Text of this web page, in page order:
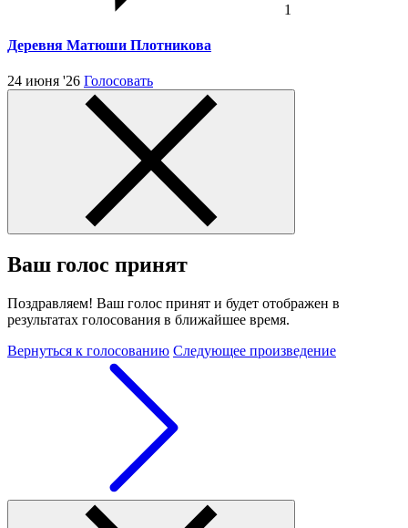
1
Деревня Матюши Плотникова
24 июня '26 Голосовать
Ваш голос принят
Поздравляем! Ваш голос принят и будет отображен в
результатах голосования в ближайшее время.
Вернуться к голосованию Следующее произведение